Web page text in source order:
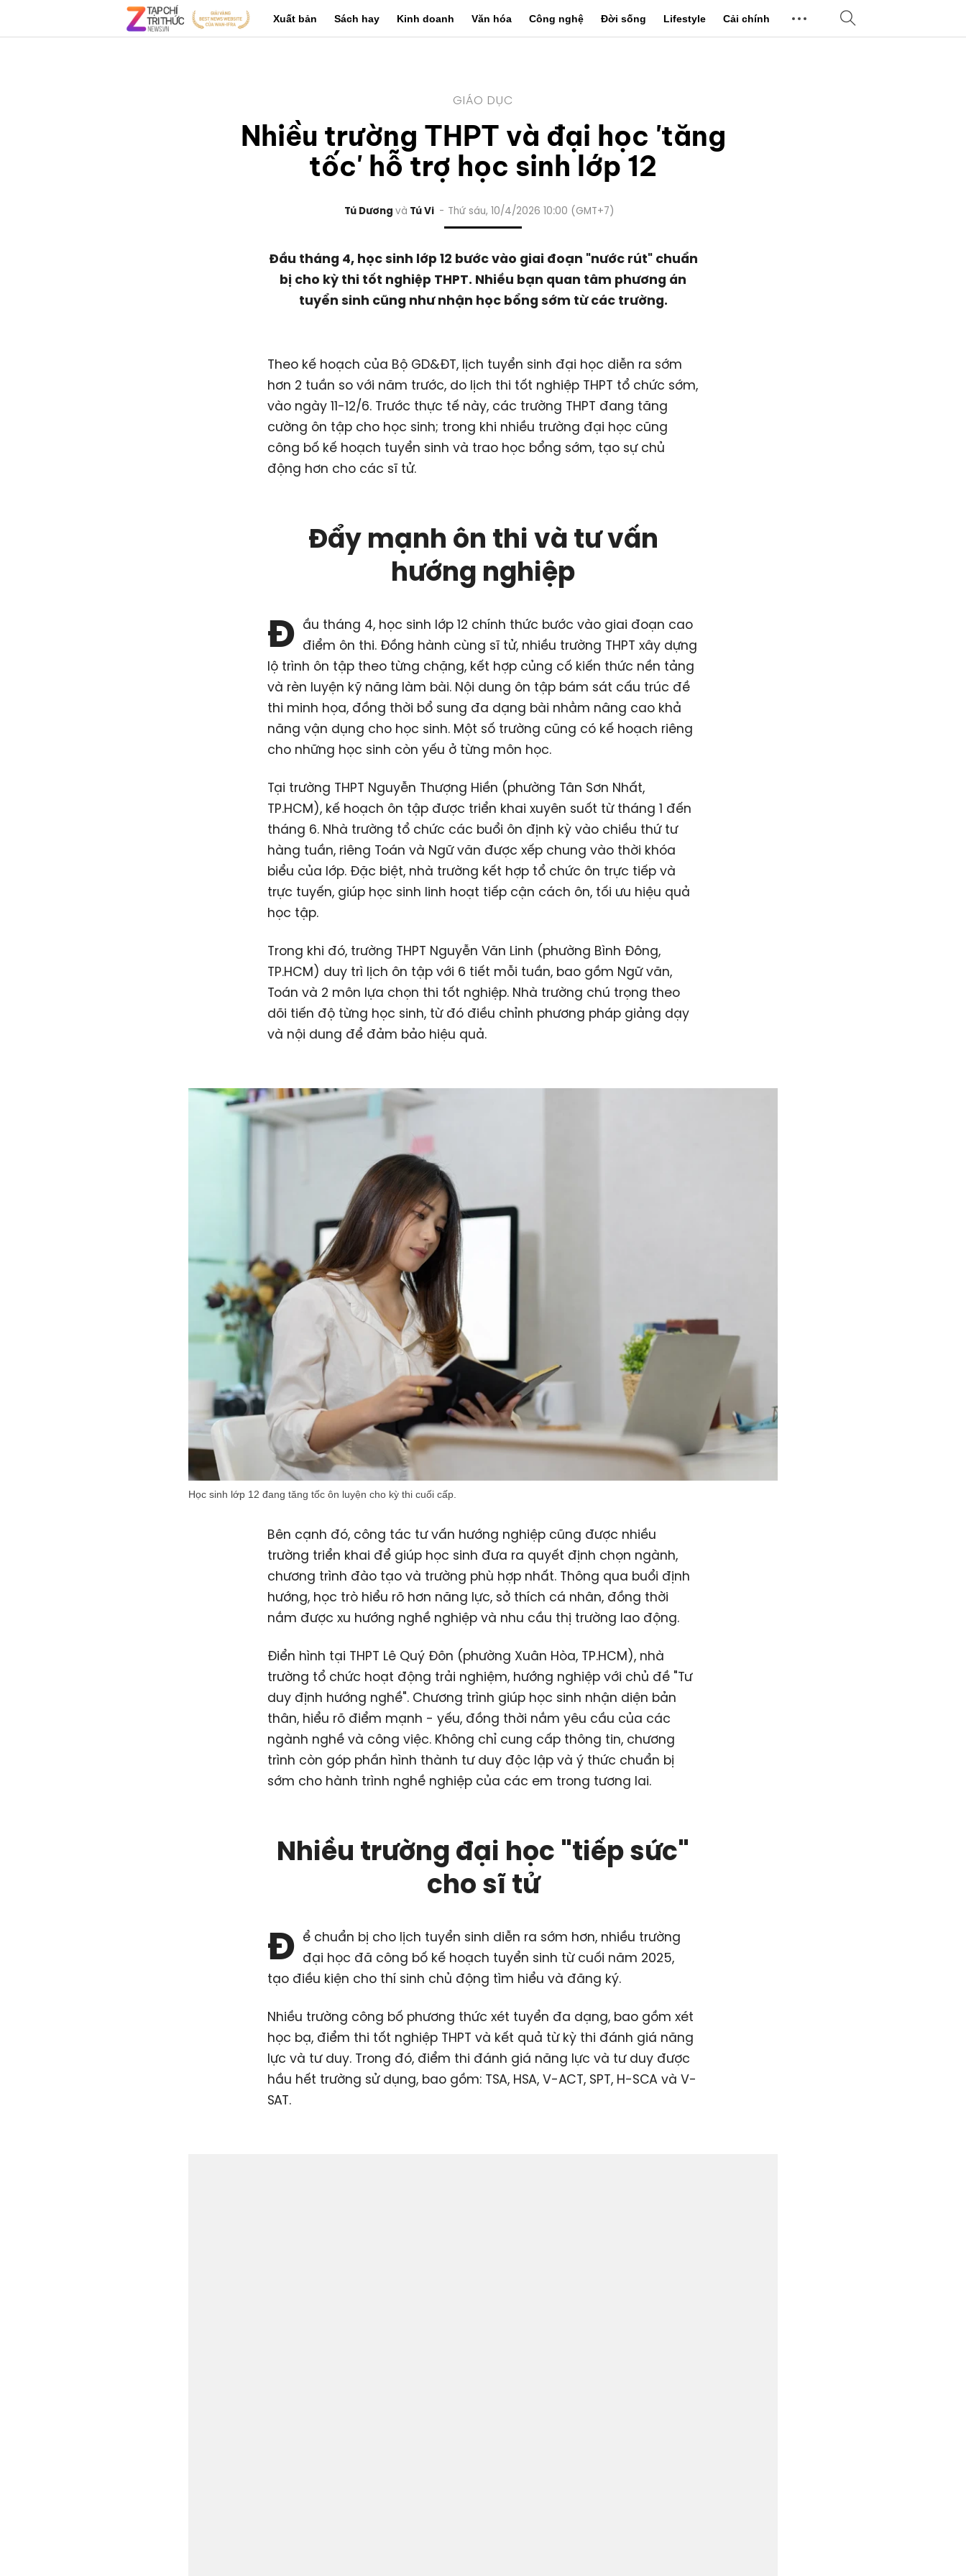
Xuất bản Sách hay Kinh doanh Văn hóa Công nghệ Đời sống Lifestyle Cải chính
GIÁO DỤC
Nhiều trường THPT và đại học 'tăng
tốc' hỗ trợ học sinh lớp 12
Tú Dương Tú Vi Thứ sáu, 10/4/2026 10:00 (GMT+7)
Đầu tháng 4, học sinh lớp 12 bước vào giai đoạn "nước rút" chuẩn
bị cho kỳ thi tốt nghiệp THPT. Nhiều bạn quan tâm phương án
tuyển sinh cũng như nhận học bổng sớm từ các trường.
Theo kế hoạch của Bộ GD&ĐT, lịch tuyển sinh đại học diễn ra sớm
hơn 2 tuần so với năm trước, do lịch thi tốt nghiệp THPT tổ chức sớm,
vào ngày 11-12/6. Trước thực tế này, các trường THPT đang tăng
cường ôn tập cho học sinh; trong khi nhiều trường đại học cũng
công bố kế hoạch tuyển sinh và trao học bổng sớm, tạo sự chủ
động hơn cho các sĩ tử.
Đẩy mạnh ôn thi và tư vấn
hướng nghiệp
Đ ầu tháng 4, học sinh lớp 12 chính thức bước vào giai đoạn cao
điểm ôn thi. Đồng hành cùng sĩ tử, nhiều trường THPT xây dựng
lộ trình ôn tập theo từng chặng, kết hợp củng cố kiến thức nền tảng
và rèn luyện kỹ năng làm bài. Nội dung ôn tập bám sát cấu trúc đề
thi minh họa, đồng thời bổ sung đa dạng bài nhằm nâng cao khả
năng vận dụng cho học sinh. Một số trường cũng có kế hoạch riêng
cho những học sinh còn yếu ở từng môn học.
Tại trường THPT Nguyễn Thượng Hiền (phường Tân Sơn Nhất,
TP.HCM), kế hoạch ôn tập được triển khai xuyên suốt từ tháng 1 đến
tháng 6. Nhà trường tổ chức các buổi ôn định kỳ vào chiều thứ tư
hàng tuần, riêng Toán và Ngữ văn được xếp chung vào thời khóa
biểu của lớp. Đặc biệt, nhà trường kết hợp tổ chức ôn trực tiếp và
trực tuyến, giúp học sinh linh hoạt tiếp cận cách ôn, tối ưu hiệu quả
học tập.
Trong khi đó, trường THPT Nguyễn Văn Linh (phường Bình Đông,
TP.HCM) duy trì lịch ôn tập với 6 tiết mỗi tuần, bao gồm Ngữ văn,
Toán và 2 môn lựa chọn thi tốt nghiệp. Nhà trường chú trọng theo
dõi tiến độ từng học sinh, từ đó điều chỉnh phương pháp giảng dạy
và nội dung để đảm bảo hiệu quả.
Học sinh lớp 12 đang tăng tốc ôn luyện cho kỳ thi cuối cấp.
Bên cạnh đó, công tác tư vấn hướng nghiệp cũng được nhiều
trường triển khai để giúp học sinh đưa ra quyết định chọn ngành,
chương trình đào tạo và trường phù hợp nhất. Thông qua buổi định
hướng, học trò hiểu rõ hơn năng lực, sở thích cá nhân, đồng thời
nắm được xu hướng nghề nghiệp và nhu cầu thị trường lao động.
Điển hình tại THPT Lê Quý Đôn (phường Xuân Hòa, TP.HCM), nhà
trường tổ chức hoạt động trải nghiệm, hướng nghiệp với chủ đề "Tư
duy định hướng nghề". Chương trình giúp học sinh nhận diện bản
thân, hiểu rõ điểm mạnh - yếu, đồng thời nắm yêu cầu của các
ngành nghề và công việc. Không chỉ cung cấp thông tin, chương
trình còn góp phần hình thành tư duy độc lập và ý thức chuẩn bị
sớm cho hành trình nghề nghiệp của các em trong tương lai.
Nhiều trường đại học "tiếp sức"
cho sĩ tử
Đ ể chuẩn bị cho lịch tuyển sinh diễn ra sớm hơn, nhiều trường
đại học đã công bố kế hoạch tuyển sinh từ cuối năm 2025,
tạo điều kiện cho thí sinh chủ động tìm hiểu và đăng ký.
Nhiều trường công bố phương thức xét tuyển đa dạng, bao gồm xét
học bạ, điểm thi tốt nghiệp THPT và kết quả từ kỳ thi đánh giá năng
lực và tư duy. Trong đó, điểm thi đánh giá năng lực và tư duy được
hầu hết trường sử dụng, bao gồm: TSA, HSA, V-ACT, SPT, H-SCA và V-
SAT.